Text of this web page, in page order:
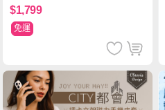
$1,799
免運